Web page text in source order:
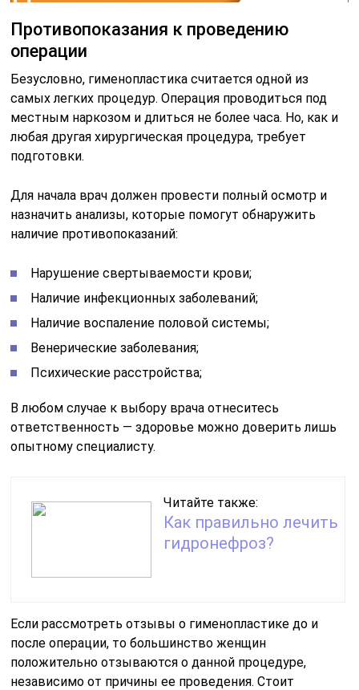
Противопоказания к проведению
операции
Безусловно, гименопластика считается одной из
самых легких процедур. Операция проводиться под
местным наркозом и длиться не более часа. Но, как и
любая другая хирургическая процедура, требует
подготовки.
Для начала врач должен провести полный осмотр и
назначить анализы, которые помогут обнаружить
наличие противопоказаний:
Нарушение свертываемости крови;
Наличие инфекционных заболеваний;
Наличие воспаление половой системы;
Венерические заболевания;
Психические расстройства;
В любом случае к выбору врача отнеситесь
ответственность — здоровье можно доверить лишь
опытному специалисту.
Читайте также:
Как правильно лечить
гидронефроз?
Если рассмотреть отзывы о гименопластике до и
после операции, то большинство женщин
положительно отзываются о данной процедуре,
независимо от причины ее проведения. Стоит